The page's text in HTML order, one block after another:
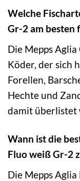
Welche
Gr-2 am besten
Die Mepps
Köder, der sich
Forellen,
Hechte und
damit überlistet
Wann ist die
Fluo weiß Gr-2
Die Mepps